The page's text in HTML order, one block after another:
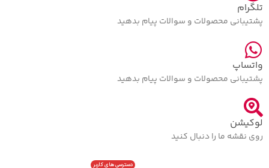
تلگرام
پشتیبانی محصولات و سوالات پیام بدهید
واتساپ
پشتیبانی محصولات و سوالات پیام بدهید
لوکیشن
روی نقشه ما را دنبال کنید
دسترسی های کاربر